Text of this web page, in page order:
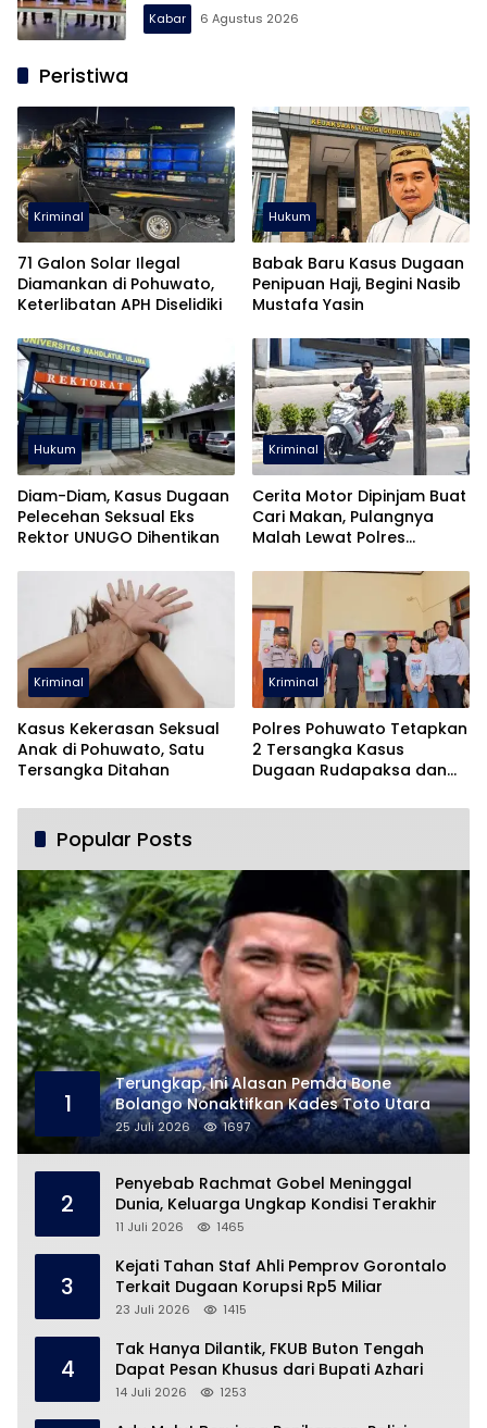
Kabar 6 Agustus 2026
Peristiwa
Kriminal
71 Galon Solar Ilegal
Diamankan di Pohuwato,
Keterlibatan APH Diselidiki
Hukum
Babak Baru Kasus Dugaan
Penipuan Haji, Begini Nasib
Mustafa Yasin
Hukum
Diam-Diam, Kasus Dugaan
Pelecehan Seksual Eks
Rektor UNUGO Dihentikan
Kriminal
Cerita Motor Dipinjam Buat
Cari Makan, Pulangnya
Malah Lewat Polres
Kriminal
Kasus Kekerasan Seksual
Anak di Pohuwato, Satu
Tersangka Ditahan
Kriminal
Polres Pohuwato Tetapkan
2 Tersangka Kasus
Dugaan Rudapaksa dan
Popular Posts
1
Terungkap, Ini Alasan Pemda Bone
Bolango Nonaktifkan Kades Toto Utara
25 Juli 2026 1697
2
Penyebab Rachmat Gobel Meninggal
Dunia, Keluarga Ungkap Kondisi Terakhir
11 Juli 2026 1465
3
Kejati Tahan Staf Ahli Pemprov Gorontalo
Terkait Dugaan Korupsi Rp5 Miliar
23 Juli 2026 1415
4
Tak Hanya Dilantik, FKUB Buton Tengah
Dapat Pesan Khusus dari Bupati Azhari
14 Juli 2026 1253